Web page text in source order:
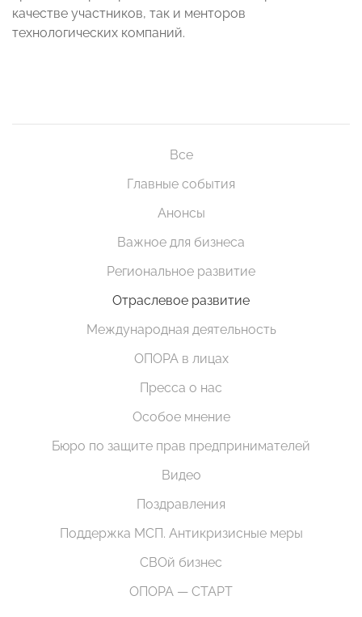
качестве участников, так и менторов
технологических компаний.
Все
Главные события
Анонсы
Важное для бизнеса
Региональное развитие
Отраслевое развитие
Международная деятельность
ОПОРА в лицах
Пресса о нас
Особое мнение
Бюро по защите прав предпринимателей
Видео
Поздравления
Поддержка МСП. Антикризисные меры
СВОй бизнес
ОПОРА — СТАРТ